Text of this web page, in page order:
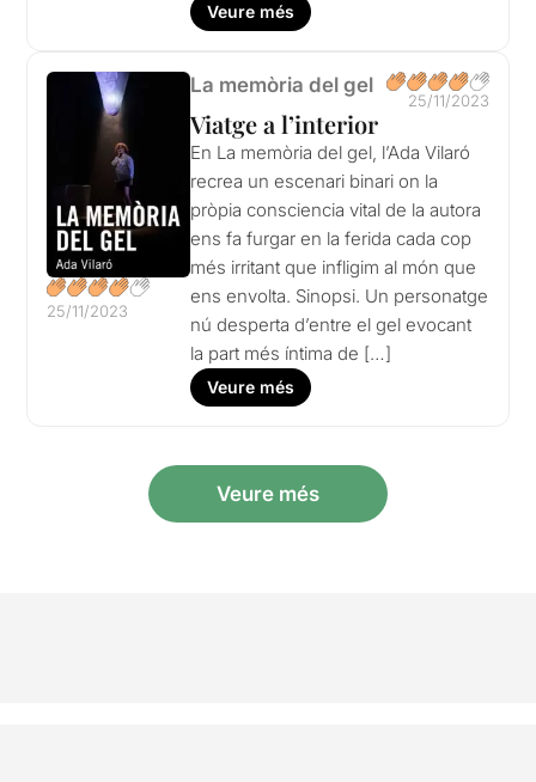
Veure més
25/11/2023
La memòria del gel
25/11/2023
Viatge a l’interior
En La memòria del gel, l’Ada Vilaró
recrea un escenari binari on la
pròpia consciencia vital de la autora
ens fa furgar en la ferida cada cop
més irritant que infligim al món que
ens envolta. Sinopsi. Un personatge
nú desperta d’entre el gel evocant
la part més íntima de […]
Veure més
Veure més